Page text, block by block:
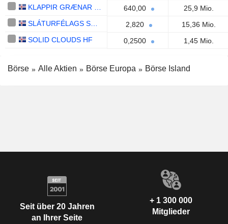
640,00
25,9 Mio.
2,820
15,36 Mio.
SOLID CLOUDS HF
0,2500 1,45 Mio.
Börse Alle Aktien Börse Europa Börse Island
Seit über 20 Jahren
an Ihrer Seite
+ 1 300 000
Mitglieder